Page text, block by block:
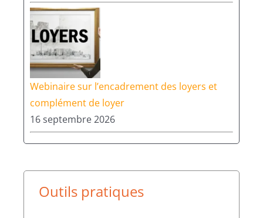
Webinaire sur l’encadrement des loyers et
complément de loyer
16 septembre 2026
Outils pratiques